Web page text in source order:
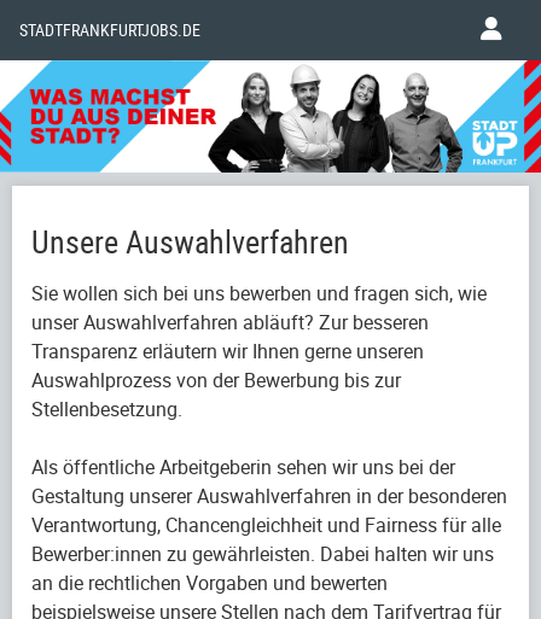
STADTFRANKFURTJOBS.DE
Unsere Auswahlverfahren
Sie wollen sich bei uns bewerben und fragen sich, wie
unser Auswahlverfahren abläuft? Zur besseren
Transparenz erläutern wir Ihnen gerne unseren
Auswahlprozess von der Bewerbung bis zur
Stellenbesetzung.
Als öffentliche Arbeitgeberin sehen wir uns bei der
Gestaltung unserer Auswahlverfahren in der besonderen
Verantwortung, Chancengleichheit und Fairness für alle
Bewerber:innen zu gewährleisten. Dabei halten wir uns
an die rechtlichen Vorgaben und bewerten
beispielsweise unsere Stellen nach dem Tarifvertrag für